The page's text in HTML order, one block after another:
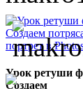
Урок ретуши
Создаем